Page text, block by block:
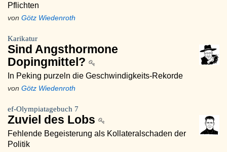
Pflichten
von Götz Wiedenroth
Karikatur
Sind Angsthormone
Dopingmittel?
In Peking purzeln die Geschwindigkeits-Rekorde
von Götz Wiedenroth
ef-Olympiatagebuch 7
Zuviel des Lobs
Fehlende Begeisterung als Kollateralschaden der
Politik